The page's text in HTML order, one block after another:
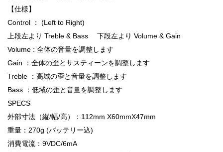
【仕様】
Control ： (Left to Right)
上段左より Treble & Bass 下段左より Volume & Gain
Volume : 全体の音量を調整します
Gain ：全体の歪とサスティーンを調整します
Treble ：高域の歪と音量を調整します
Bass ：低域の歪と音量を調整します
SPECS
外部寸法（縦/幅/高）：112mm X60mmX47mm
重量：270g (バッテリー込)
消費電流：9VDC/6mA